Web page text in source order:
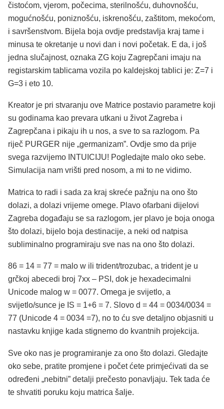
čistoćom, vjerom, počecima, sterilnošću, duhovnošću,
mogućnošću, poniznošću, iskrenošću, zaštitom, mekoćom,
i savršenstvom. Bijela boja ovdje predstavlja kraj tame i
minusa te okretanje u novi dan i novi početak. E da, i još
jedna slučajnost, oznaka ZG koju Zagrepčani imaju na
registarskim tablicama vozila po kaldejskoj tablici je: Z=7 i
G=3 i eto 10.
Kreator je pri stvaranju ove Matrice postavio parametre koji
su godinama kao prevara utkani u život Zagreba i
Zagrepčana i pikaju ih u nos, a sve to sa razlogom. Pa
riječ PURGER nije „germanizam”. Ovdje smo da prije
svega razvijemo INTUICIJU! Pogledajte malo oko sebe.
Simulacija nam vrišti pred nosom, a mi to ne vidimo.
Matrica to radi i sada za kraj skreće pažnju na ono što
dolazi, a dolazi vrijeme omege. Plavo ofarbani dijelovi
Zagreba događaju se sa razlogom, jer plavo je boja onoga
što dolazi, bijelo boja destinacije, a neki od natpisa
subliminalno programiraju sve nas na ono što dolazi.
86 = 14 = 77 = malo w ili trident/trozubac, a trident je u
grčkoj abecedi broj 7xx – PSI, dok je hexadecimalni
Unicode malog w = 0077. Omega je svijetlo, a
svijetlo/sunce je IS = 1+6 = 7. Slovo d = 44 = 0034/0034 =
77 (Unicode 4 = 0034 =7), no to ću sve detaljno objasniti u
nastavku knjige kada stignemo do kvantnih projekcija.
Sve oko nas je programiranje za ono što dolazi. Gledajte
oko sebe, pratite promjene i počet ćete primjećivati da se
određeni „nebitni” detalji prečesto ponavljaju. Tek tada će
te shvatiti poruku koju matrica šalje.